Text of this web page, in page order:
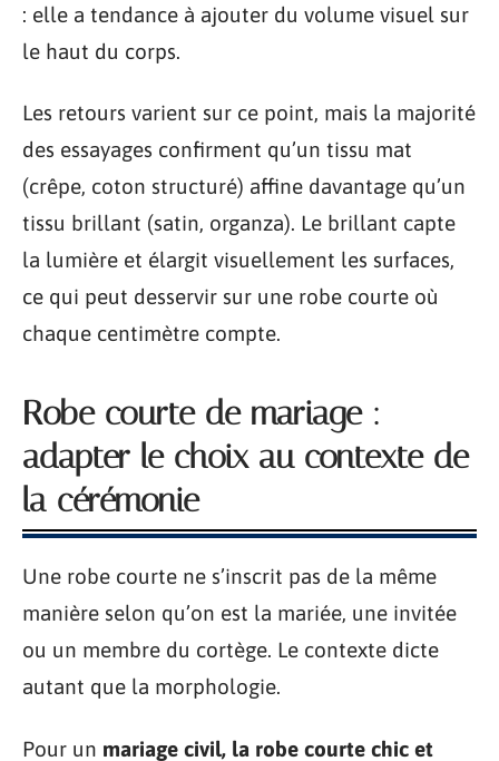
: elle a tendance à ajouter du volume visuel sur
le haut du corps.
Les retours varient sur ce point, mais la majorité
des essayages confirment qu’un tissu mat
(crêpe, coton structuré) affine davantage qu’un
tissu brillant (satin, organza). Le brillant capte
la lumière et élargit visuellement les surfaces,
ce qui peut desservir sur une robe courte où
chaque centimètre compte.
Robe courte de mariage :
adapter le choix au contexte de
la cérémonie
Une robe courte ne s’inscrit pas de la même
manière selon qu’on est la mariée, une invitée
ou un membre du cortège. Le contexte dicte
autant que la morphologie.
Pour un mariage civil, la robe courte chic et